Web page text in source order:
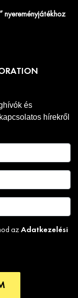
nyereményjátékhoz
és
hírekről
az Adatkezelési